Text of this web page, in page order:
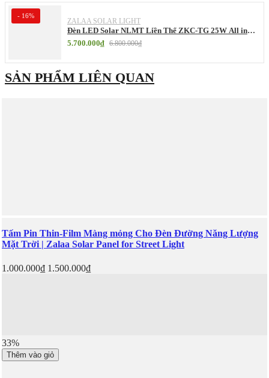
- 16%
ZALAA SOLAR LIGHT
Đèn LED Solar NLMT Liền Thể ZKC-TG 25W All in
One | ZALAA Street Light
5.700.000₫ 6.800.000₫
SẢN PHẨM LIÊN QUAN
33%
Thêm vào giỏ
Tấm Pin Thin-Film Màng mỏng Cho Đèn Đường Năng Lượng
Mặt Trời | Zalaa Solar Panel for Street Light
1.000.000₫ 1.500.000₫